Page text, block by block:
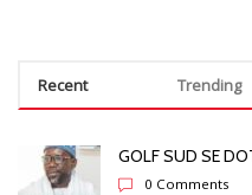
Recent Trending
GOLF SUD SE
0 Comments